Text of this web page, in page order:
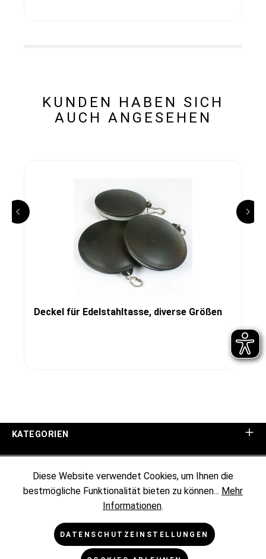
KUNDEN HABEN SICH
AUCH ANGESEHEN
Deckel für Edelstahltasse, diverse Größen
KATEGORIEN
KUNDENINFORMATIONEN
RECHTLICHES
Diese Website verwendet Cookies, um Ihnen die
bestmögliche Funktionalität bieten zu können... Mehr
Informationen.
DATENSCHUTZEINSTELLUNGEN